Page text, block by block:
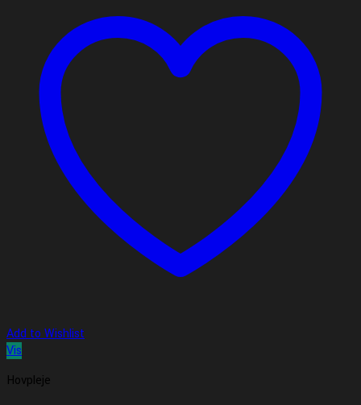
Add to Wishlist
Vis
Hovpleje